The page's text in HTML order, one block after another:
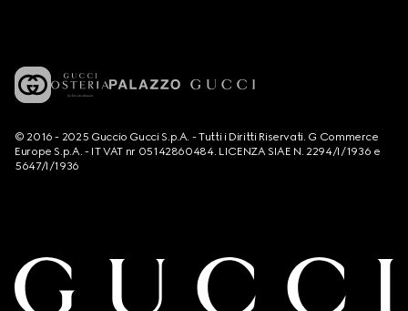
© 2016 - 2025 Guccio Gucci S.p.A. - Tutti i Diritti Riservati. G Commerce
Europe S.p.A. - IT VAT nr 05142860484. LICENZA SIAE N. 2294/I/1936 e
5647/I/1936